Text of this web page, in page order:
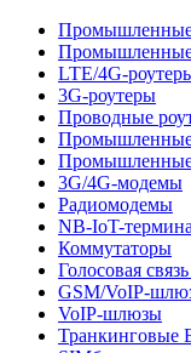
Промышленные
LTE/4G-
3G-роутеры
Проводные
Промышленные
3G/4G-модемы
Радиомодемы
NB-IoT-
Коммутаторы
Голосовая
GSM/VoIP-
VoIP-шлюзы
Транкинговые